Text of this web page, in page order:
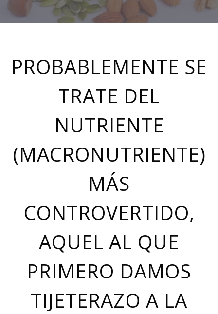
PROBABLEMENTE SE
TRATE DEL
NUTRIENTE
(MACRONUTRIENTE)
MÁS
CONTROVERTIDO,
AQUEL AL QUE
PRIMERO DAMOS
TIJETERAZO A LA